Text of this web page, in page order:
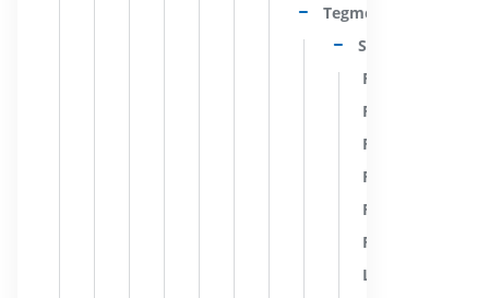
Tegmento pontino
Sostanza bianca
Rafe del ponte
Fascio
Fascio
Fibre pretetto-
Fibre tetto-
Fibre tetto-
Lemnisco